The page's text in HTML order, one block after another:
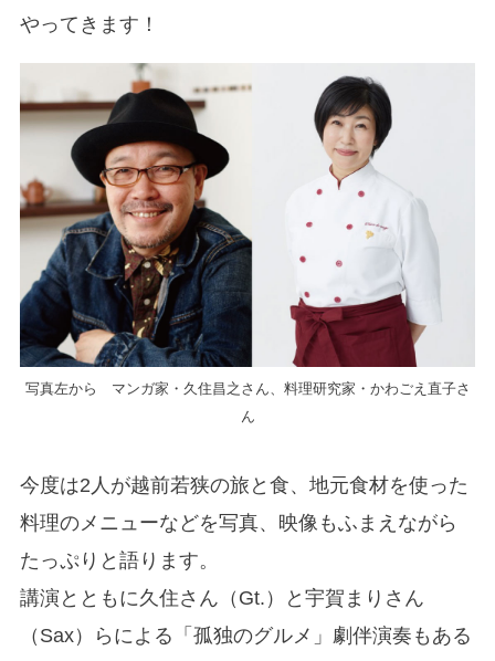
やってきます！
写真左から マンガ家・久住昌之さん、料理研究家・かわごえ直子さ
ん
今度は2人が越前若狭の旅と食、地元食材を使った
料理のメニューなどを写真、映像もふまえながら
たっぷりと語ります。
講演とともに久住さん（Gt.）と宇賀まりさん
（Sax）らによる「孤独のグルメ」劇伴演奏もある